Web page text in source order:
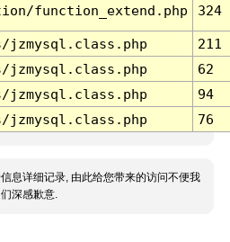
function_extend.php 324
jzmysql.class.php
211
jzmysql.class.php
62
jzmysql.class.php
94
jzmysql.class.php 76
息详细记录, 由此给您带来的访问不便我
们深感歉意.